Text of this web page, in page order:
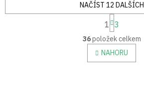
O
v
l
á
NAČÍST 12 DALŠÍCH
S
t
r
á
n
k
1 3
36položek celkem
NAHORU